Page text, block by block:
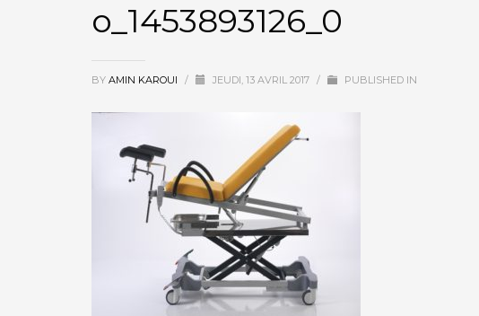
o_1453893126_0
BY AMIN KAROUI / JEUDI, 13 AVRIL 2017 / PUBLISHED IN